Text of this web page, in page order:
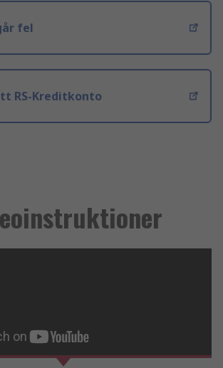
fel
RS-Kreditkonto